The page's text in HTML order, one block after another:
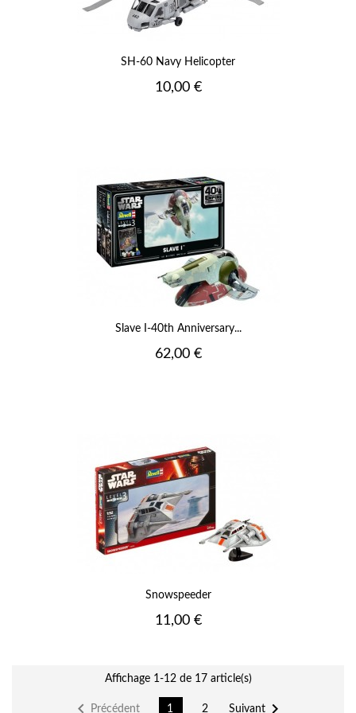
SH-60 Navy Helicopter
Prix
10,00 €
Slave I-40th Anniversary...
Prix
62,00 €
Snowspeeder
Prix
11,00 €
Affichage 1-12 de 17 article(s)
 Précédent 1 2 Suivant